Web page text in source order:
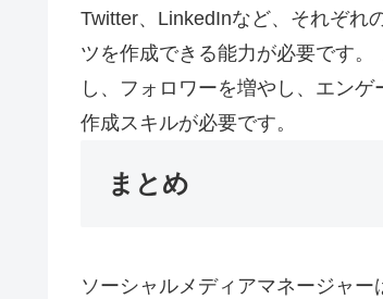
Twitter、LinkedInなど、それぞれ
ツを作成できる能力が必要です
し、フォロワーを増やし、エン
作成スキルが必要です。
まとめ
ソーシャルメディアマネージャ